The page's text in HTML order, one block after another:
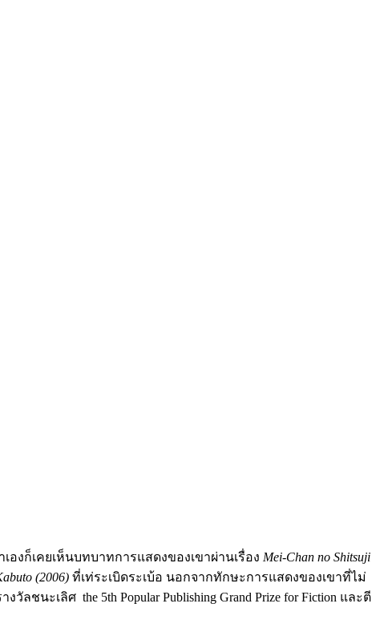
องก็เคยเห็นบทบาทการแสดงของเขาผ่านเรื่อง Mei-Chan no Shitsuji
(2006) ที่เท่ระเบิดระเบ้อ นอกจากทักษะการแสดงของเขาที่ไม่
ลชนะเลิศ the 5th Popular Publishing Grand Prize for Fiction และตี